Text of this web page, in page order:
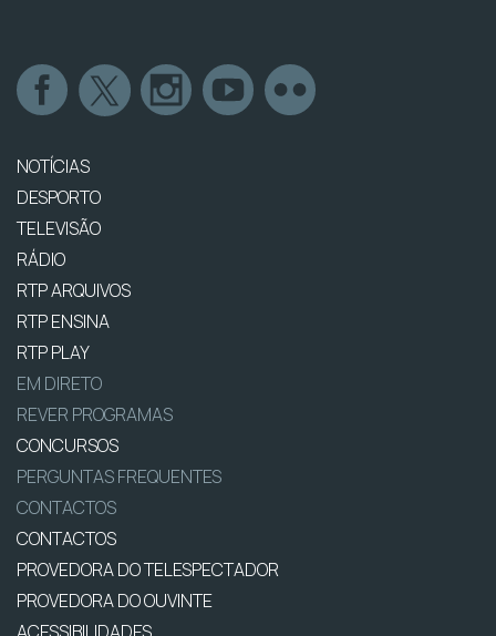
NOTÍCIAS
DESPORTO
TELEVISÃO
RÁDIO
RTP ARQUIVOS
RTP ENSINA
RTP PLAY
EM DIRETO
REVER PROGRAMAS
CONCURSOS
PERGUNTAS FREQUENTES
CONTACTOS
CONTACTOS
PROVEDORA DO TELESPECTADOR
PROVEDORA DO OUVINTE